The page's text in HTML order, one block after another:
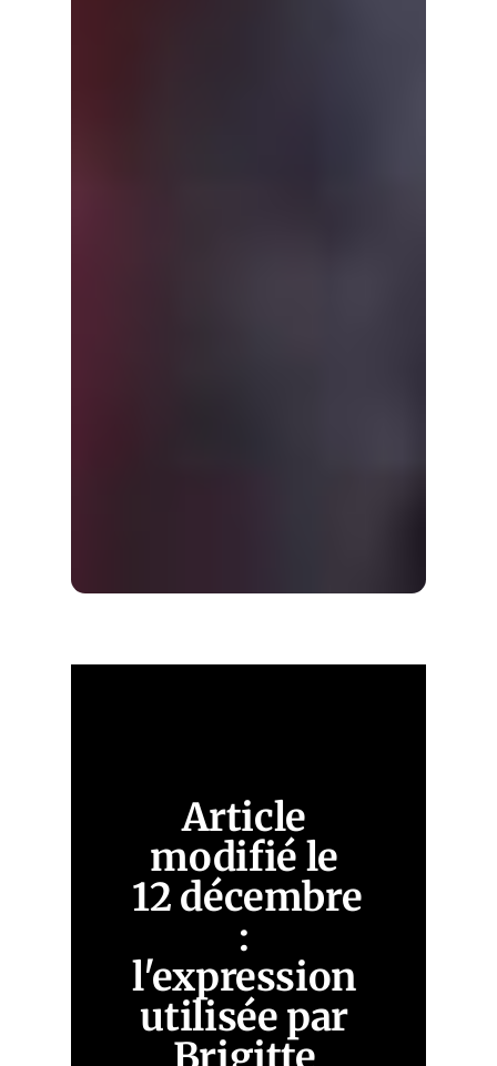
Article
modifié le
12 décembre
:
l'expression
utilisée par
Brigitte